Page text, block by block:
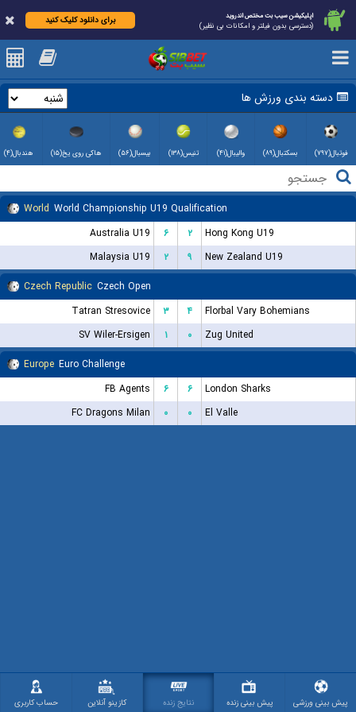
اپلیکیشن سیب بت مختص اندروید
(دسترسی بدون فیلتر و امکانات بی نظیر)
برای دانلود کلیک کنید
دسته بندی ورزش ها
فوتبال(۷۹۷) بسکتبال(۸۹) والیبال(۴۱) تنیس(۱۳۸) بیسبال(۵۶) هاکی روی یخ(۱۵) هندبال(۴)
World World Championship U19 Qualification
Australia U19
۶ ۲
Hong Kong U19
Malaysia U19
۲ ۹
New Zealand U19
Czech Republic Czech Open
Tatran Stresovice
۳ ۴
Florbal Vary Bohemians
SV Wiler-Ersigen
۱ ۰
Zug United
Europe Euro Challenge
FB Agents
۶ ۶
London Sharks
FC Dragons Milan
۰ ۰ El Valle
پیش بینی ورزشی پیش بینی زنده نتایج زنده کازینو آنلاین حساب کاربری